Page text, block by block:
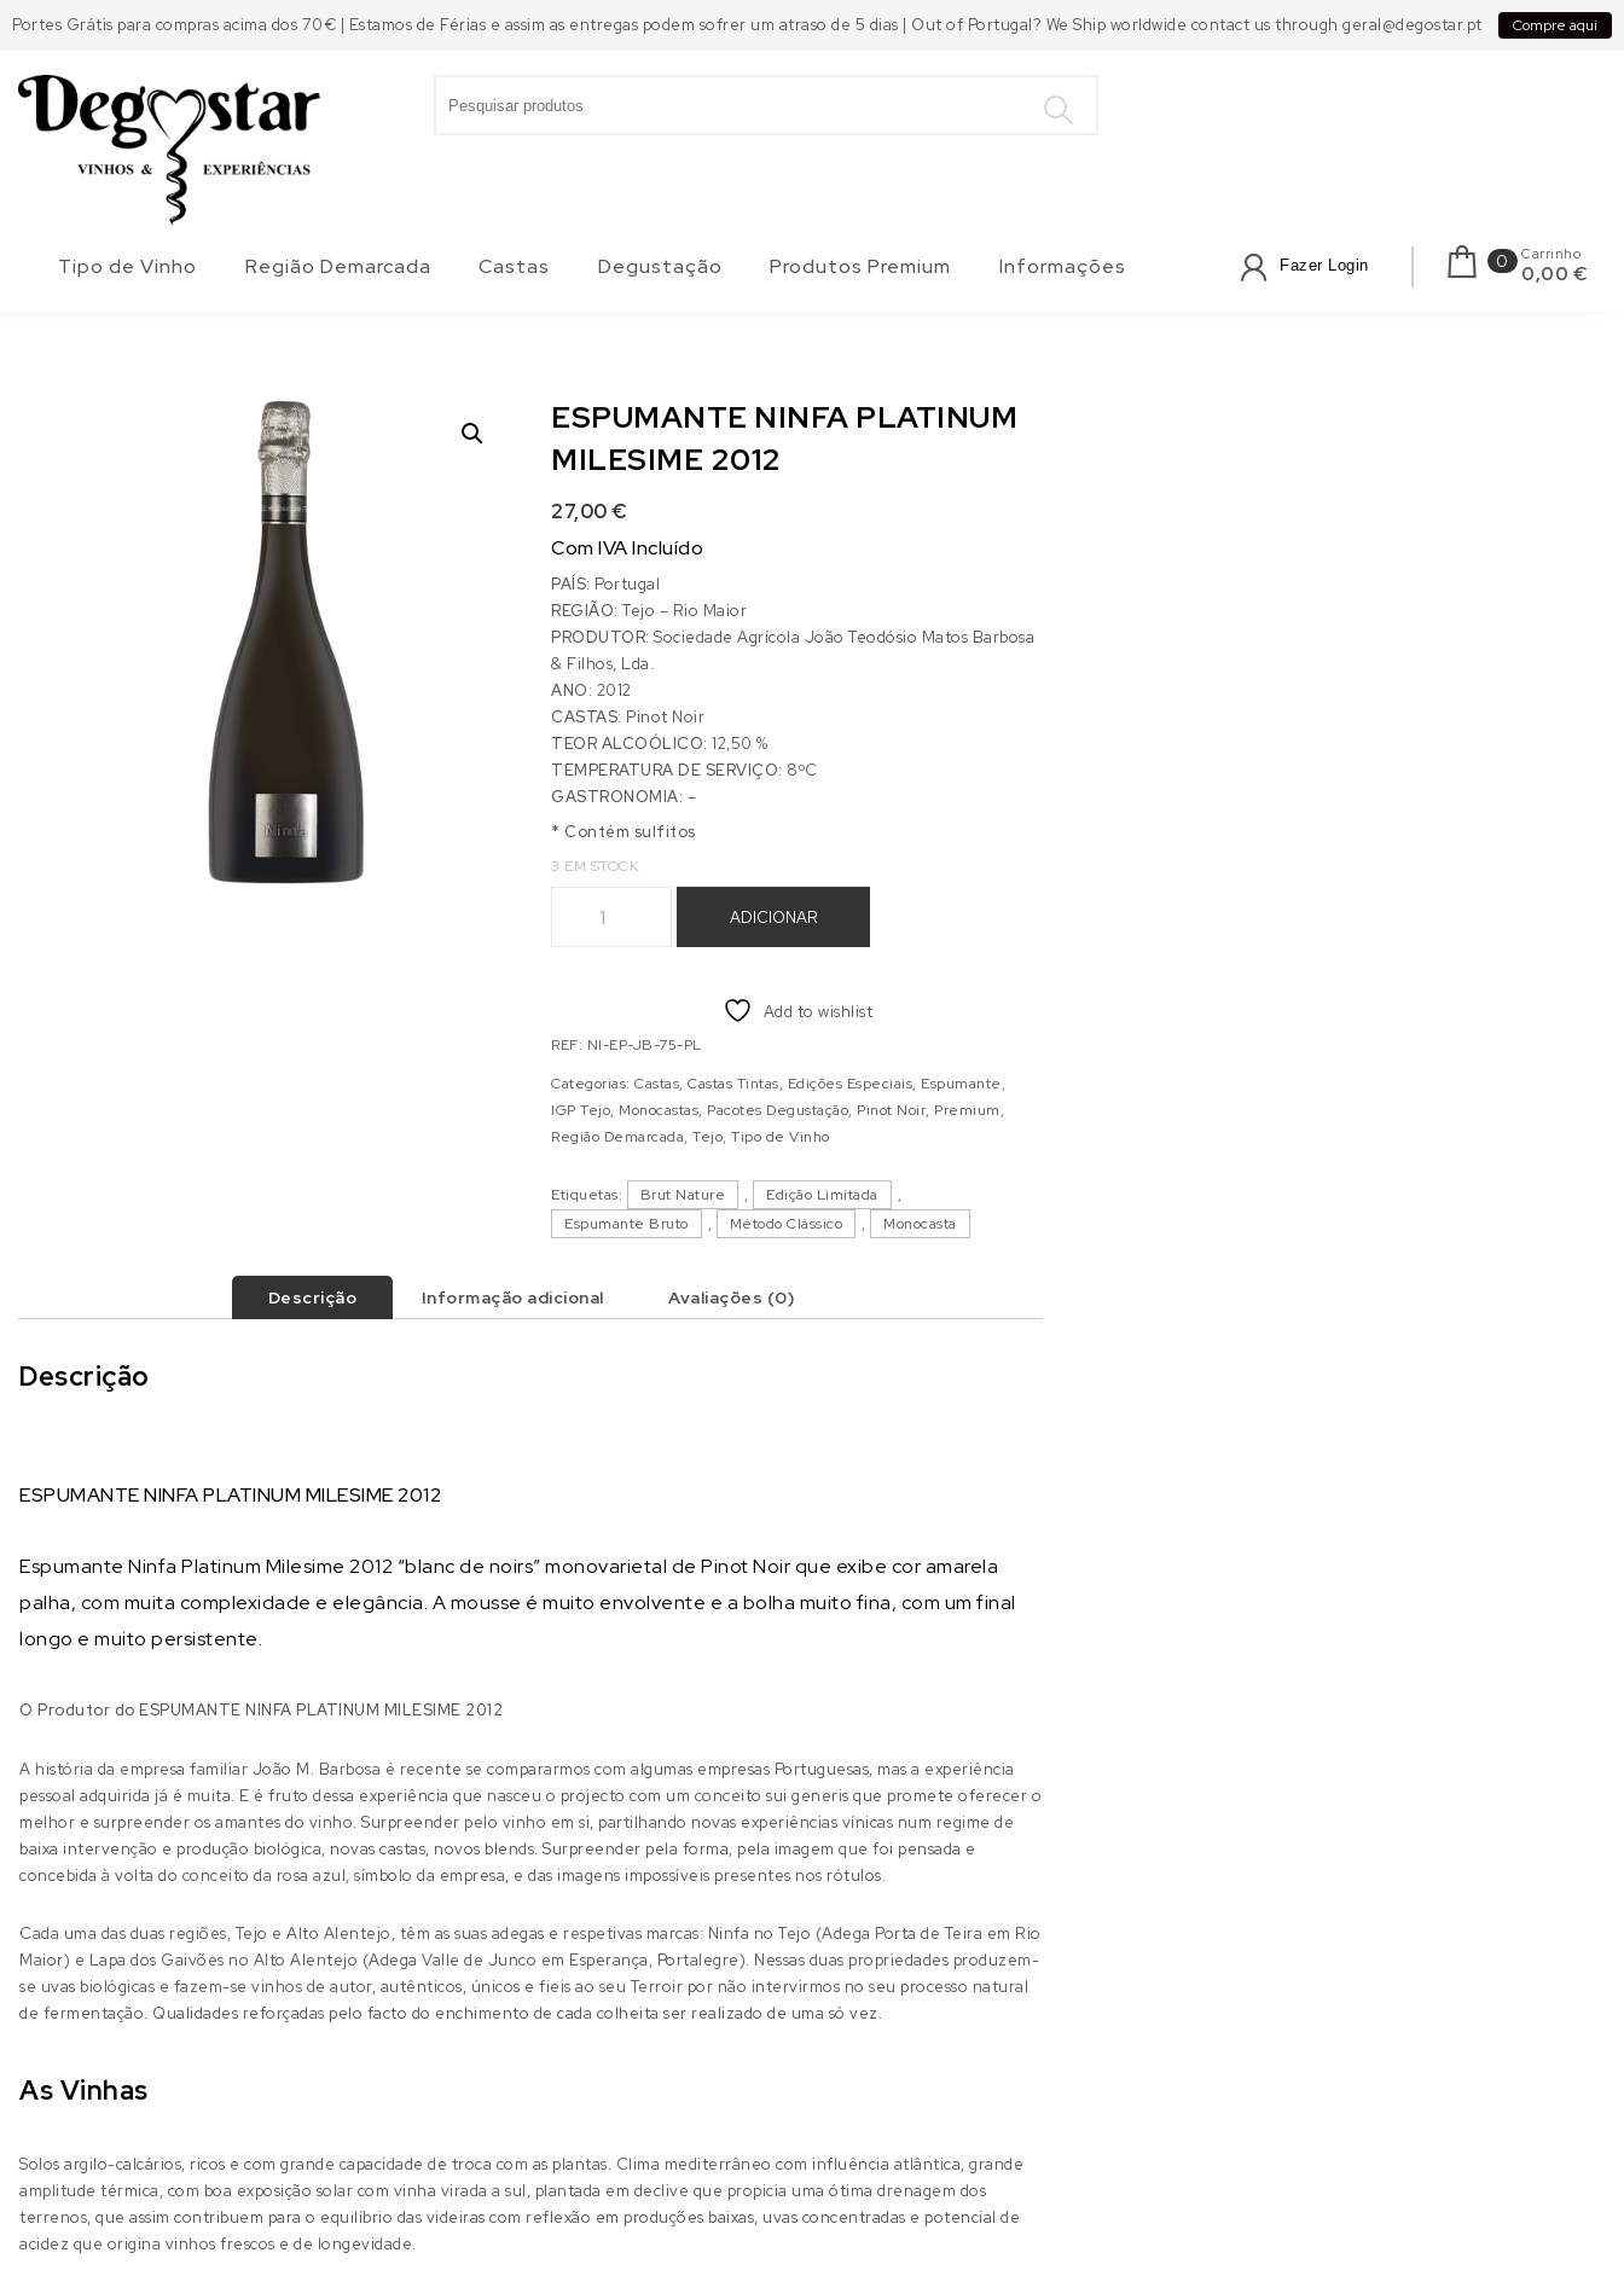
Portes Grátis para compras acima dos 70€ | Estamos de Férias e assim as entregas podem sofrer um atraso de 5 dias | Out of Portugal? We Ship worldwide contact us through geral@degostar.pt Compre aqui
Tipo de Vinho Região Demarcada Castas Degustação Produtos Premium Informações Fazer Login 0 Carrinho
0,00 €
ESPUMANTE NINFA PLATINUM
MILESIME 2012
27,00€
Com IVA Incluído
PAÍS: Portugal
REGIÃO: Tejo – Rio Maior
PRODUTOR: Sociedade Agrícola João Teodósio Matos Barbosa
& Filhos, Lda.
ANO: 2012
CASTAS: Pinot Noir
TEOR ALCOÓLICO:12,50 %
TEMPERATURA DE SERVIÇO: 8ºC
GASTRONOMIA: –
* Contém sulfitos
3 EM STOCK
ADICIONAR
Add to wishlist
REF: NI-EP-JB-75-PL
Categorias:Castas,Castas Tintas, Edições Especiais, Espumante,
IGP Tejo, Monocastas, Pacotes Degustação, Pinot Noir, Premium,
Região Demarcada,Tejo,Tipo de Vinho
Etiquetas: Brut Nature , Edição Limitada
,
Espumante Bruto
, Método Clássico , Monocasta
Descrição Informação adicional Avaliações (0)
Descrição
ESPUMANTE NINFA PLATINUM MILESIME 2012
Espumante Ninfa Platinum Milesime 2012 “blanc de noirs” monovarietal de Pinot Noir que exibe cor amarela
palha, com muita complexidade e elegância. A mousse é muito envolvente e a bolha muito fina, com um final
longo e muito persistente.
O Produtor do ESPUMANTE NINFA PLATINUM MILESIME 2012
A história da empresa familiar João M. Barbosa é recente se compararmos com algumas empresas Portuguesas, mas a experiência
pessoal adquirida já é muita. E é fruto dessa experiência que nasceu o projecto com um conceito sui generis que promete oferecer o
melhor e surpreender os amantes do vinho. Surpreender pelo vinho em si, partilhando novas experiências vínicas num regime de
baixa intervenção e produção biológica, novas castas, novos blends. Surpreender pela forma, pela imagem que foi pensada e
concebida à volta do conceito da rosa azul, símbolo da empresa, e das imagens impossíveis presentes nos rótulos.
Cada uma das duas regiões, Tejo e Alto Alentejo, têm as suas adegas e respetivas marcas: Ninfa no Tejo (Adega Porta de Teira em Rio
Maior) e Lapa dos Gaivões no Alto Alentejo (Adega Valle de Junco em Esperança, Portalegre). Nessas duas propriedades produzem-
se uvas biológicas e fazem-se vinhos de autor, autênticos, únicos e fieis ao seu Terroir por não intervirmos no seu processo natural
de fermentação. Qualidades reforçadas pelo facto do enchimento de cada colheita ser realizado de uma só vez.
As Vinhas
Solos argilo-calcários, ricos e com grande capacidade de troca com as plantas. Clima mediterrâneo com influência atlântica, grande
amplitude térmica, com boa exposição solar com vinha virada a sul, plantada em declive que propicia uma ótima drenagem dos
terrenos, que assim contribuem para o equilíbrio das videiras com reflexão em produções baixas, uvas concentradas e potencial de
acidez que origina vinhos frescos e de longevidade.